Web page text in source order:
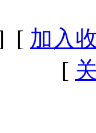
[ 加入
[